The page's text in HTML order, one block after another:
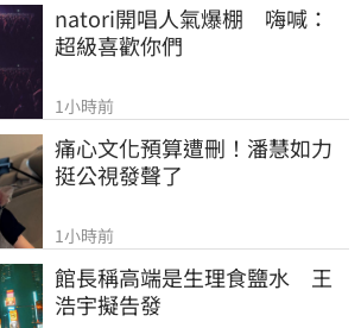
natori開唱人氣爆棚　嗨喊：
超級喜歡你們
1小時前
痛心文化預算遭刪！潘慧如力
挺公視發聲了
1小時前
館長稱高端是生理食鹽水　王
浩宇擬告發